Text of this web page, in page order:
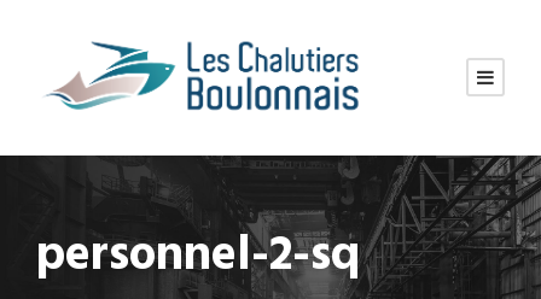
personnel-2-sq